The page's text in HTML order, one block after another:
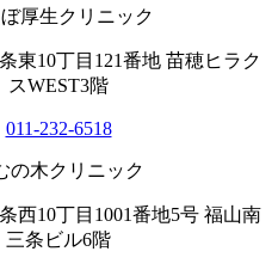
厚生クリニック
東10丁目121番地 苗穂ヒラク
スWEST3階
011-232-6518
の木クリニック
西10丁目1001番地5号 福山南
三条ビル6階